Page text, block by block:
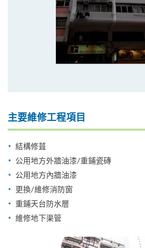
主要維修工程項目
結構修葺
公用地方外牆油漆/重鋪瓷磚
公用地方內牆油漆
更換/維修消防窗
重鋪天台防水層
維修地下渠管